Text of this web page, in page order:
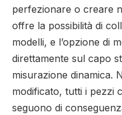
perfezionare o creare
offre la possibilità di
modelli, e l’opzione di
direttamente sul capo
misurazione dinamica.
modificato, tutti i pezzi
seguono di